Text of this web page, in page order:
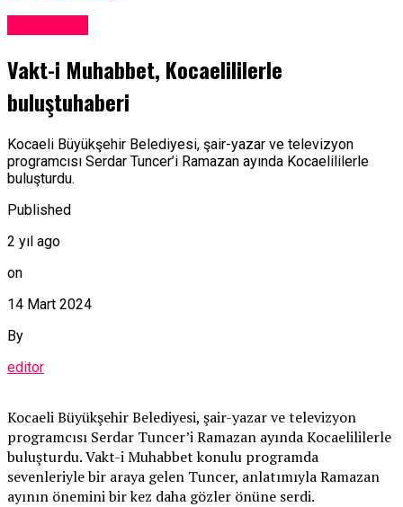
Vakt-i Muhabbet, Kocaelililerle
buluştuhaberi
Kocaeli Büyükşehir Belediyesi, şair-yazar ve televizyon
programcısı Serdar Tuncer’i Ramazan ayında Kocaelililerle
buluşturdu.
Published
2 yıl ago
on
14 Mart 2024
By
editor
Kocaeli Büyükşehir Belediyesi, şair-yazar ve televizyon
programcısı Serdar Tuncer’i Ramazan ayında Kocaelililerle
buluşturdu. Vakt-i Muhabbet konulu programda
sevenleriyle bir araya gelen Tuncer, anlatımıyla Ramazan
ayının önemini bir kez daha gözler önüne serdi.